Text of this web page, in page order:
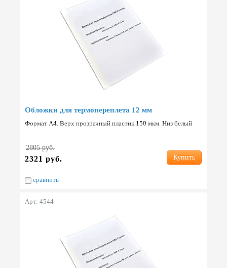
Обложки для термопереплета 12 мм
Формат А4. Верх прозрачный пластик 150 мкм. Низ белый
2805 руб.
2321 руб. Купить
сравнить
Арт: 4544